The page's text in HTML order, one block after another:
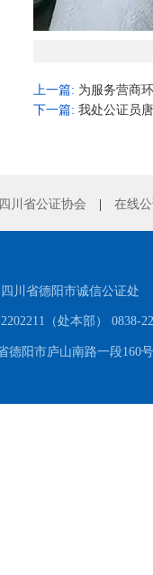
上一篇: 为服务营商
下一篇: 我处公证员
四川省公证协会 在线
川省德阳市诚信公证处
（处本部） 0838-
德阳市庐山南路一段160